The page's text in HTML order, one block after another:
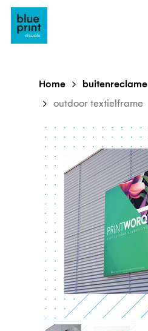
Skip
Home buitenreclame
outdoor textielframe